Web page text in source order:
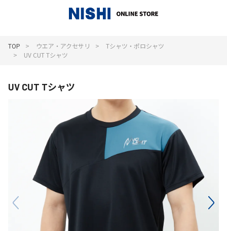
TOP ウエア・アクセサリ
Tシャツ・ポロシャツ
UV CUT Tシャツ
UV CUT Tシャツ